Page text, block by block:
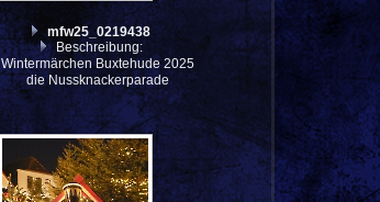
mfw25_0219438
Beschreibung:
Wintermärchen Buxtehude 2025
die Nussknackerparade